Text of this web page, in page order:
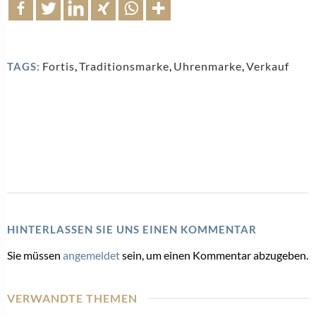
TAGS: Fortis,Traditionsmarke, Uhrenmarke,Verkauf
HINTERLASSEN SIE UNS EINEN KOMMENTAR
Sie müssen angemeldetsein, um einen Kommentar abzugeben.
VERWANDTE THEMEN